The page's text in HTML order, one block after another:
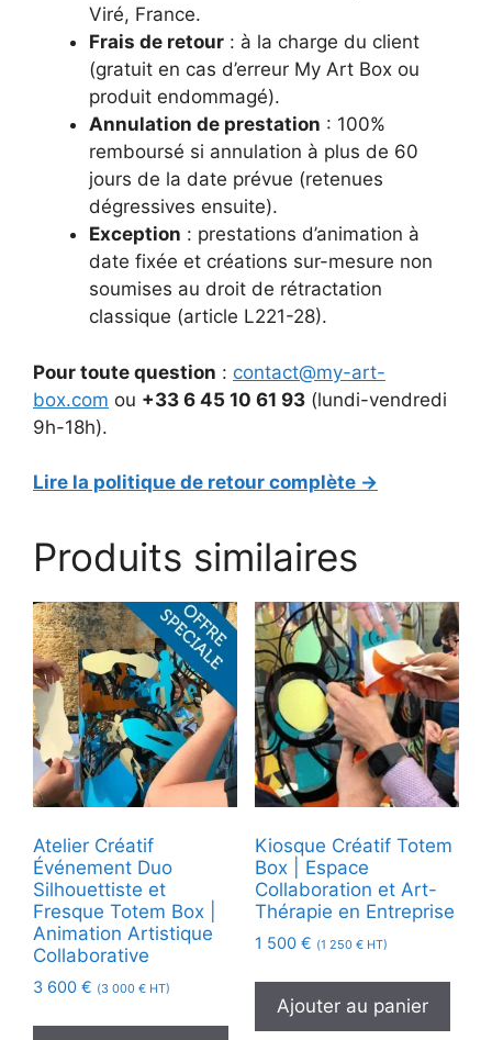
Viré, France.
Frais de retour : à la charge du client
(gratuit en cas d’erreur My Art Box ou
produit endommagé).
Annulation de prestation : 100%
remboursé si annulation à plus de 60
jours de la date prévue (retenues
dégressives ensuite).
Exception : prestations d’animation à
date fixée et créations sur-mesure non
soumises au droit de rétractation
classique (article L221-28).
Pour toute question : contact@my-art-
box.com ou +33 6 45 10 61 93 (lundi-vendredi
9h-18h).
Lire la politique de retour complète →
Produits similaires
Atelier Créatif
Événement Duo
Silhouettiste et
Fresque Totem Box |
Animation Artistique
Collaborative
3 600 € (3 000 € HT)
Kiosque Créatif Totem
Box | Espace
Collaboration et Art-
Thérapie en Entreprise
1 500 € (1 250 €HT)
Ajouter au panier